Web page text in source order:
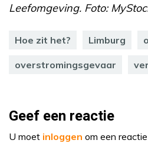
Leefomgeving. Foto:
Hoe zit het? Limburg
overstromingsgevaar
Geef een reactie
U moet inloggen om een